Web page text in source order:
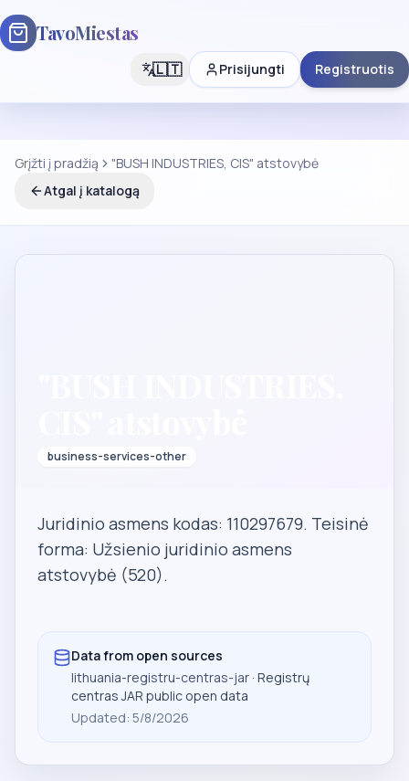
TavoMiestas
🇱🇹 Prisijungti Registruotis
Grįžti į pradžią
"BUSH INDUSTRIES, CIS" atstovybė
Atgal į katalogą
business-services-other
Juridinio asmens kodas: 110297679. Teisinė
forma: Užsienio juridinio asmens
atstovybė (520).
Data from open sources
lithuania-registru-centras-jar · Registrų
centras JAR public open data
Updated: 5/8/2026